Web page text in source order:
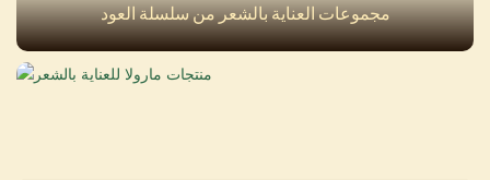
مجموعات العناية بالشعر من سلسلة العود